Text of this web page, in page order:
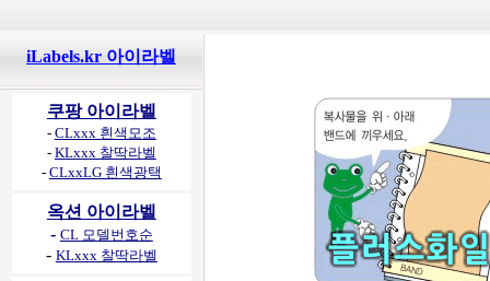
iLabels.kr 아이라벨
쿠팡 아이라벨
- CLxxx 흰색모조
- KLxxx 찰딱라벨
- CLxxLG 흰색광택
옥션 아이라벨
- CL 모델번호순
- KLxxx 찰딱라벨